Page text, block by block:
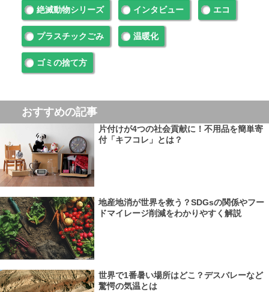
絶滅動物シリーズ インタビュー エコ
プラスチックごみ 温暖化
ゴミの捨て方
おすすめの記事
片付けが4つの社会貢献に！不用品を簡単寄
付「キフコレ」とは？
地産地消が世界を救う？SDGsの関係やフー
ドマイレージ削減をわかりやすく解説
世界で1番暑い場所はどこ？デスバレーなど
驚愕の気温とは